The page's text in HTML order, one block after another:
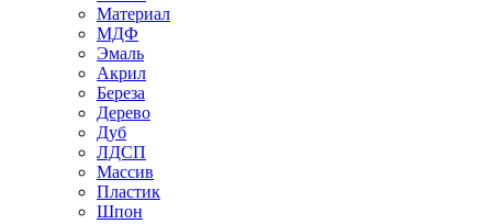
Материал
МДФ
Эмаль
Акрил
Береза
Дерево
Дуб
ЛДСП
Массив
Пластик
Шпон